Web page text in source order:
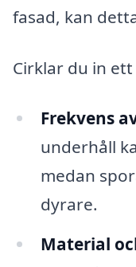
fasad, kan
Cirklar du in
Frekvens
underhåll
medan
dyrare.
Material